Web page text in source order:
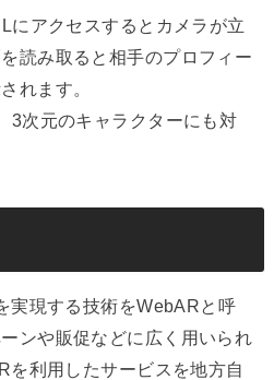
にアクセスするとカメラが立
読み取ると相手のプロフィー
れます。
3次元のキャラクターにも対
実現する技術をWebARと呼
ンや販促などに広く用いられ
を利用したサービスを地方自